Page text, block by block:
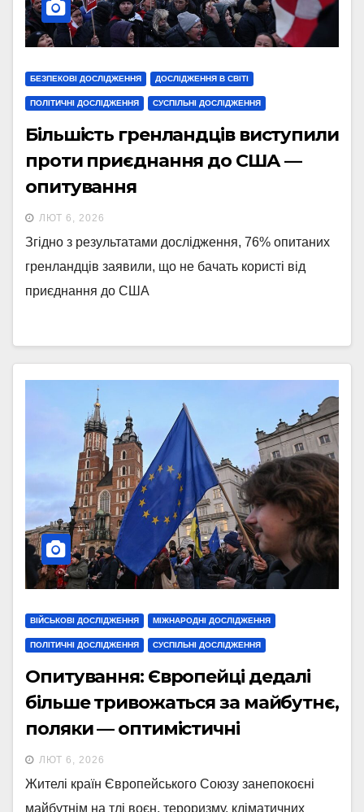
БЕЗПЕКОВІ ДОСЛІДЖЕННЯ ДОСЛІДЖЕННЯ В СВІТІ
ПОЛІТИЧНІ ДОСЛІДЖЕННЯ СУСПІЛЬНІ ДОСЛІДЖЕННЯ
Більшість гренландців виступили
проти приєднання до США —
опитування
ЛЮТ 6, 2026
Згідно з результатами дослідження, 76% опитаних
гренландців заявили, що не бачать користі від
приєднання до США
ВІЙСЬКОВІ ДОСЛІДЖЕННЯ МІЖНАРОДНІ ДОСЛІДЖЕННЯ
ПОЛІТИЧНІ ДОСЛІДЖЕННЯ СУСПІЛЬНІ ДОСЛІДЖЕННЯ
Опитування: Європейці дедалі
більше тривожаться за майбутнє,
поляки — оптимістичні
ЛЮТ 6, 2026
Жителі країн Європейського Союзу занепокоєні
майбутнім на тлі воєн, тероризму, кліматичних